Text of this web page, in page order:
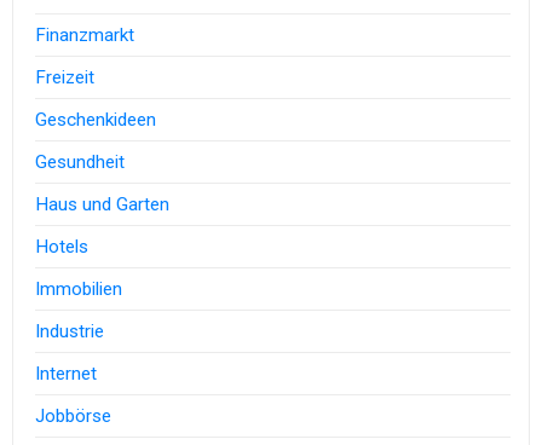
Finanzmarkt
Freizeit
Geschenkideen
Gesundheit
Haus und Garten
Hotels
Immobilien
Industrie
Internet
Jobbörse